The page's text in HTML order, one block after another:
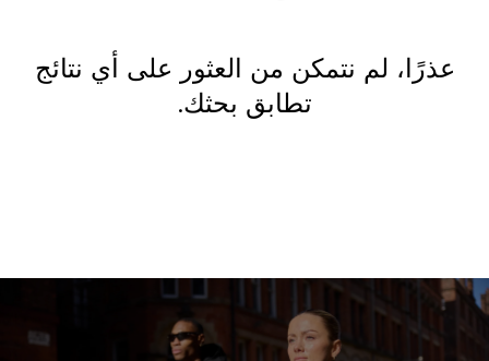
عذرًا، لم نتمكن من العثور على أي نتائج
تطابق بحثك.